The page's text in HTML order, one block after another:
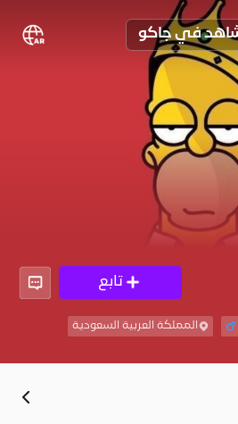
في جاكو
تابع
المملكة العربية السعودية